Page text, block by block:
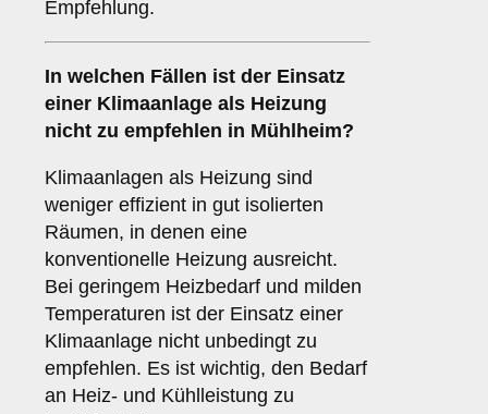
Empfehlung.
In welchen Fällen ist der Einsatz
einer Klimaanlage als Heizung
nicht zu empfehlen in Mühlheim?
Klimaanlagen als Heizung sind
weniger effizient in gut isolierten
Räumen, in denen eine
konventionelle Heizung ausreicht.
Bei geringem Heizbedarf und milden
Temperaturen ist der Einsatz einer
Klimaanlage nicht unbedingt zu
empfehlen. Es ist wichtig, den Bedarf
an Heiz- und Kühlleistung zu